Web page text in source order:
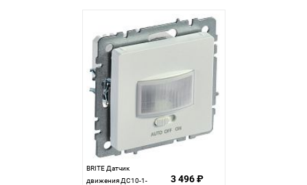
BRITE Датчик
движения ДС10-1-
3 496 ₽